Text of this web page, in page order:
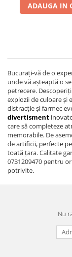
ADAUGA IN
Bucurați-vă de o
unde vă așteaptă o
petrecere. Descoperiți
explozii de culoare și
distracție și farmec
divertisment
care să completeze
memorabile. De
de artificii, perfecte
toată țara. Calitate
0731209470 pentru
potrivite.
Nu